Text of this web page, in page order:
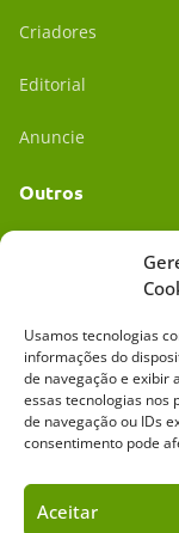
Usamos tecnologias
informações do
de navegação e exibir
essas tecnologias nos
de navegação ou IDs
consentimento pode
Aceitar
Criadores
Editorial
Anuncie
Outros
Mídia Kit